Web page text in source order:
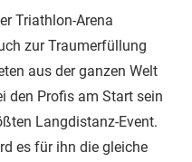
Triathlon-Arena
zur Traumerfüllung
aus der ganzen Welt
den Profis am Start sein
Langdistanz-Event.
es für ihn die gleiche